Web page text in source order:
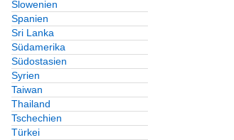
Slowenien
Spanien
Sri Lanka
Südamerika
Südostasien
Syrien
Taiwan
Thailand
Tschechien
Türkei